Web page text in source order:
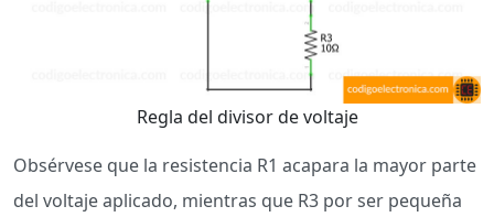
Regla del divisor de voltaje
Obsérvese que la resistencia R1 acapara la mayor parte
del voltaje aplicado, mientras que R3 por ser pequeña